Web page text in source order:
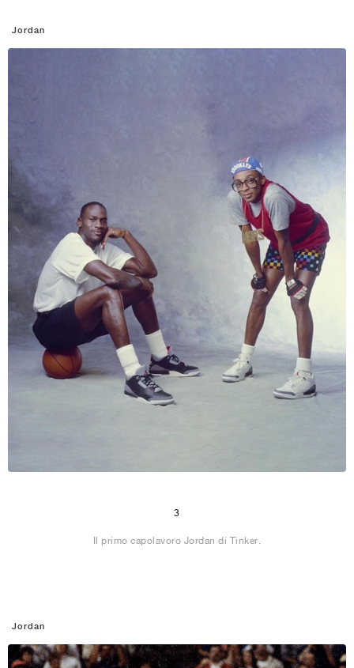
Jordan
3
Il primo capolavoro Jordan di Tinker.
Jordan